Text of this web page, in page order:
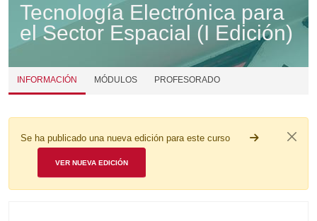
Tecnología Electrónica para
el Sector Espacial (I Edición)
INFORMACIÓN MÓDULOS PROFESORADO
Se ha publicado una nueva edición para este curso
VER NUEVA EDICIÓN